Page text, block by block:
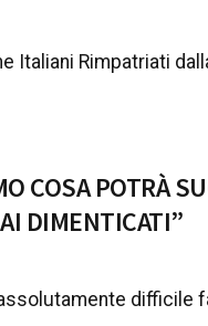
Rimpatriati
COSA POTRÀ
DIMENTICATI”
difficile